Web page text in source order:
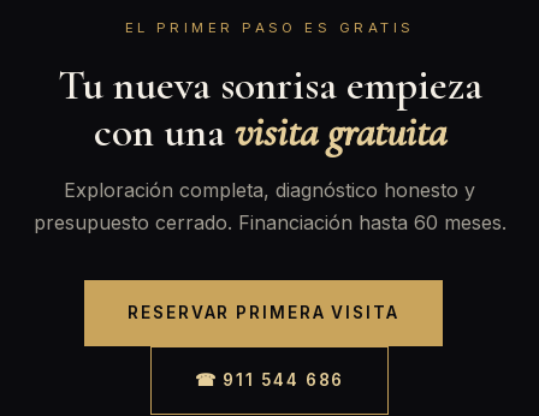
EL PRIMER PASO ES GRATIS
Tu nueva sonrisa empieza
con unavisita gratuita
Exploración completa, diagnóstico honesto y
presupuesto cerrado. Financiación hasta 60 meses.
RESERVAR PRIMERA VISITA
☎ 911 544 686